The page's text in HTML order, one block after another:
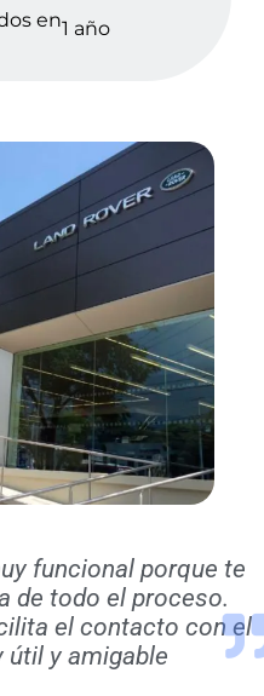
en1 año
funcional porque te
de todo el proceso.
el contacto con el
útil y amigable